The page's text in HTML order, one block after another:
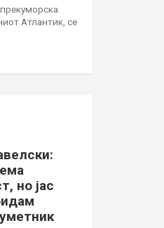
Атлантик, се
но јас